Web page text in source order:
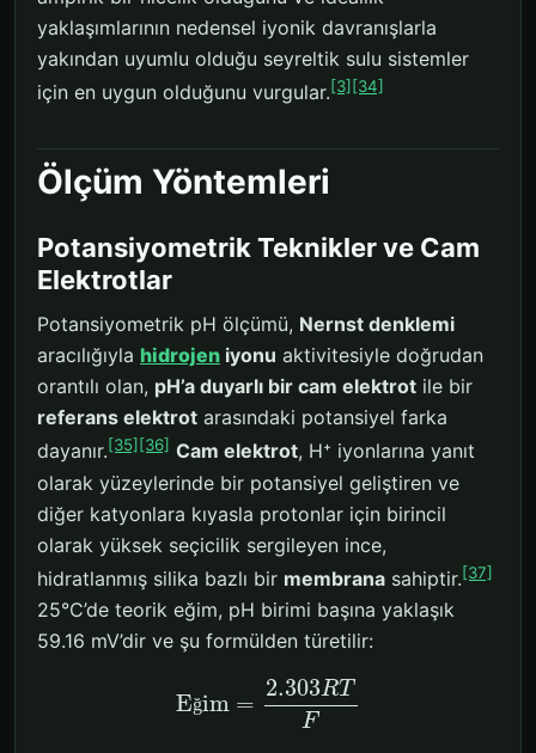
yaklaşımlarının nedensel iyonik davranışlarla
yakından uyumlu olduğu seyreltik sulu sistemler
için en uygun olduğunu vurgular.[3] [34]
Ölçüm Yöntemleri
Potansiyometrik Teknikler ve Cam
Elektrotlar
Potansiyometrik pH ölçümü, Nernst denklemi
aracılığıyla hidrojen iyonu aktivitesiyle doğrudan
orantılı olan, pH’a duyarlı bir cam elektrot ile bir
referans elektrot arasındaki potansiyel farka
dayanır.[35] [36] Cam elektrot, H⁺ iyonlarına yanıt
olarak yüzeylerinde bir potansiyel geliştiren ve
diğer katyonlara kıyasla protonlar için birincil
olarak yüksek seçicilik sergileyen ince,
hidratlanmış silika bazlı bir membrana sahiptir.[37]
25°C’de teorik eğim, pH birimi başına yaklaşık
59.16 mV’dir ve şu formülden türetilir:
Eğim =
2.303RT
F